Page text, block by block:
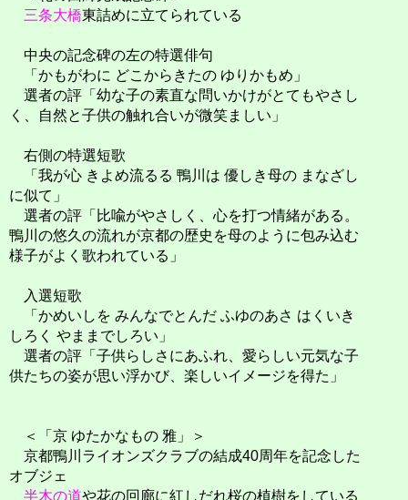
三条大橋東詰めに立てられている
中央の記念碑の左の特選俳句
「かもがわに どこからきたの ゆりかもめ」
選者の評「幼な子の素直な問いかけがとてもやさし
く、自然と子供の触れ合いが微笑ましい」
右側の特選短歌
「我が心 きよめ流るる 鴨川は 優しき母の まなざし
に似て」
選者の評「比喩がやさしく、心を打つ情緒がある。
鴨川の悠久の流れが京都の歴史を母のように包み込む
様子がよく歌われている」
入選短歌
「かめいしを みんなでとんだ ふゆのあさ はくいき
しろく やままでしろい」
選者の評「子供らしさにあふれ、愛らしい元気な子
供たちの姿が思い浮かび、楽しいイメージを得た」
＜「京 ゆたかなもの 雅」＞
京都鴨川ライオンズクラブの結成40周年を記念した
オブジェ
半木の道や花の回廊に紅しだれ桜の植樹をしている